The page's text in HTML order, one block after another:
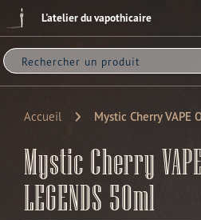
Passer
au
L'atelier du vapothicaire
Accueil Mystic Cherry VAPE
Mystic Cherry
LEGENDS 50ml